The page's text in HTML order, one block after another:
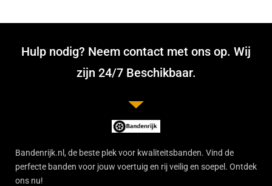
Hulp nodig? Neem contact met ons op. Wij
zijn 24/7 Beschikbaar.
Bandenrijk.nl, de beste plek voor kwaliteitsbanden. Vind de
perfecte banden voor jouw voertuig en rij veilig en soepel. Ontdek
ons nu!